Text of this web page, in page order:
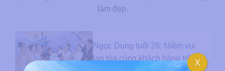
làm đẹp.
Ngọc Dung tuổi 28: Niềm vui
lan tỏa cùng khách hàng trên
X